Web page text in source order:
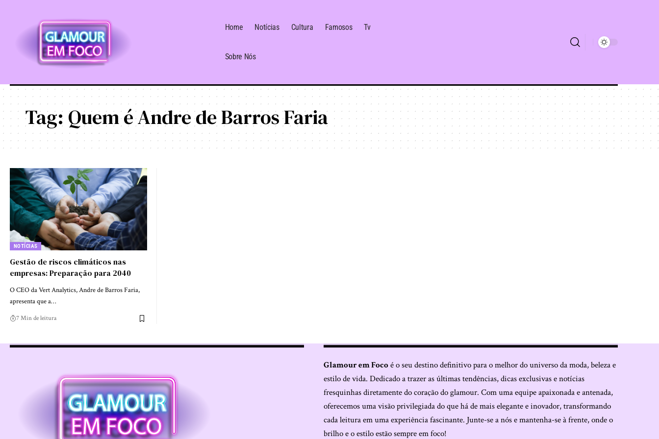
Home Notícias Cultura Famosos Tv
Sobre Nós
Tag: Quem é Andre de Barros Faria
NOTÍCIAS
Gestão de riscos climáticos nas
empresas: Preparação para 2040
O CEO da Vert Analytics, Andre de Barros Faria,
apresenta que a…
7 Min de leitura
Glamour em Focoé o seu destino definitivo para o melhor do universo da moda, beleza e
estilo de vida. Dedicado a trazer as últimas tendências, dicas exclusivas e notícias
fresquinhas diretamente do coração do glamour. Com uma equipe apaixonada e antenada,
oferecemos uma visão privilegiada do que há de mais elegante e inovador, transformando
cada leitura em uma experiência fascinante. Junte-se a nós e mantenha-se à frente, onde o
brilho e o estilo estão sempre em foco!